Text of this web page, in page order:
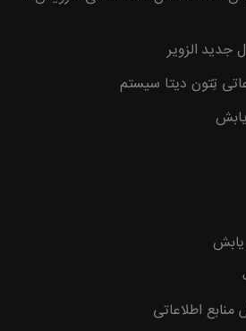
الزویر
تِتون دیتا سیستم
یابش
اطلاعاتی